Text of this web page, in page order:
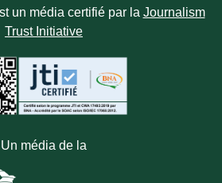
un média certifié par la Journalism
Trust Initiative
Un média de la